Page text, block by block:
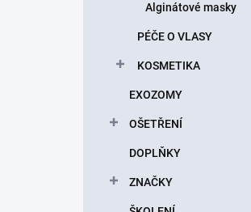
Alginátové masky
PÉČE O VLASY
KOSMETIKA
EXOZOMY
OŠETŘENÍ
DOPLŇKY
ZNAČKY